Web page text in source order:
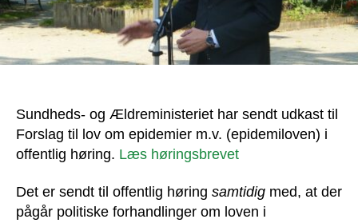
Sundheds- og Ældreministeriet har sendt udkast til
Forslag til lov om epidemier m.v. (epidemiloven) i
offentlig høring. Læs høringsbrevet
Det er sendt til offentlig høring samtidig med, at der
pågår politiske forhandlinger om loven i